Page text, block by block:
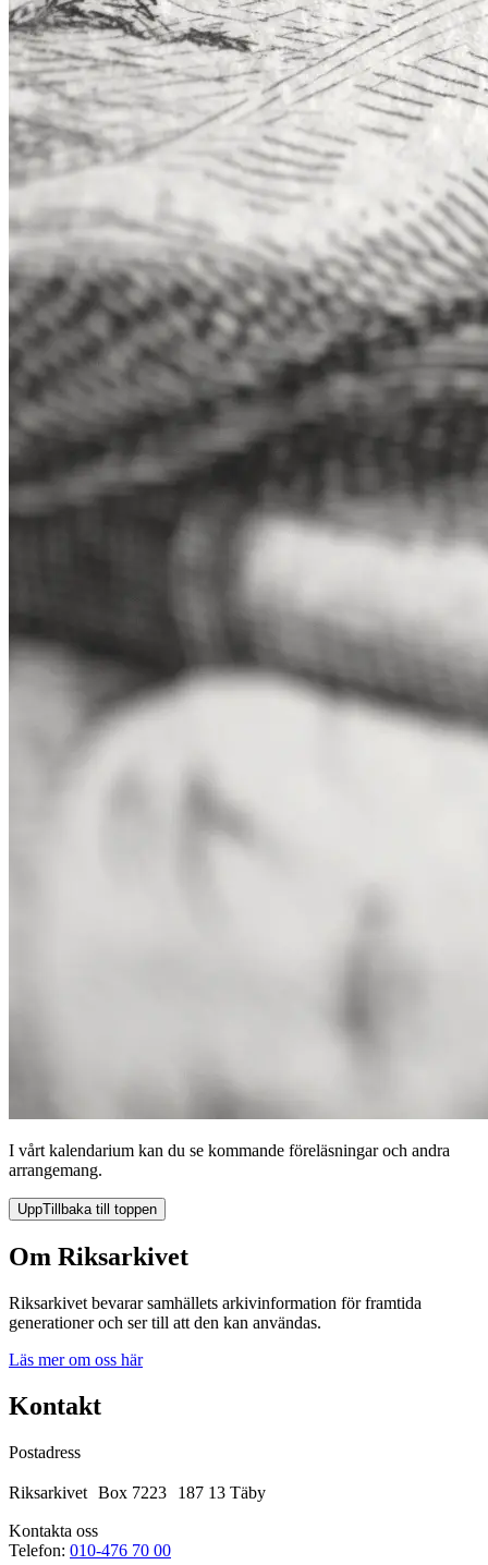
I vårt kalendarium kan du se kommande föreläsningar och andra
arrangemang.
UppTillbaka till toppen
Om Riksarkivet
Riksarkivet bevarar samhällets arkivinformation för framtida
generationer och ser till att den kan användas.
Läs mer om oss här
Kontakt
Postadress
Riksarkivet Box 7223 187 13 Täby
Kontakta oss
Telefon: 010-476 70 00